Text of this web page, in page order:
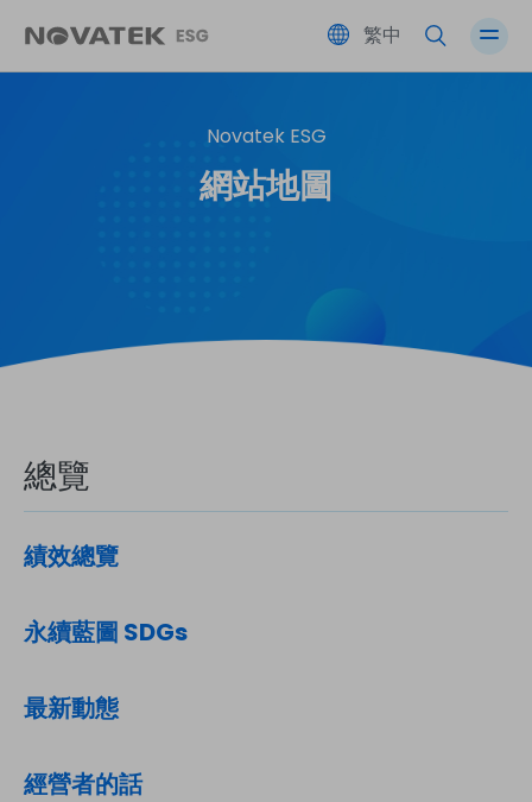
繁中
Novatek ESG
網站地圖
總覽
績效總覽
永續藍圖 SDGs
最新動態
經營者的話